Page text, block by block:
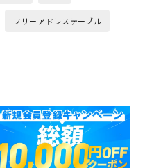
フリーアドレステーブル